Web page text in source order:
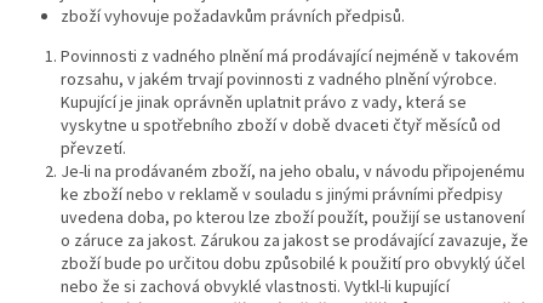
zboží vyhovuje požadavkům právních předpisů.
Povinnosti z vadného plnění má prodávající nejméně v takovém
rozsahu, v jakém trvají povinnosti z vadného plnění výrobce.
Kupující je jinak oprávněn uplatnit právo z vady, která se
vyskytne u spotřebního zboží v době dvaceti čtyř měsíců od
převzetí.
Je-li na prodávaném zboží, na jeho obalu, v návodu připojenému
ke zboží nebo v reklamě v souladu s jinými právními předpisy
uvedena doba, po kterou lze zboží použít, použijí se ustanovení
o záruce za jakost. Zárukou za jakost se prodávající zavazuje, že
zboží bude po určitou dobu způsobilé k použití pro obvyklý účel
nebo že si zachová obvyklé vlastnosti. Vytkl-li kupující